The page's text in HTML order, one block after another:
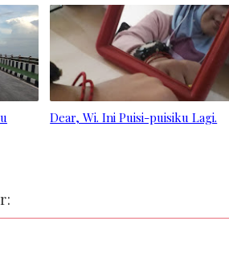
Dear, Wi. Ini Puisi-puisiku Lagi.